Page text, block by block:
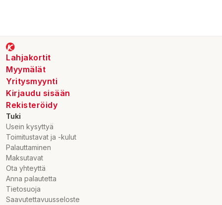
Lahjakortit
Myymälät
Yritysmyynti
Kirjaudu sisään
Rekisteröidy
Tuki
Usein kysyttyä
Toimitustavat ja -kulut
Palauttaminen
Maksutavat
Ota yhteyttä
Anna palautetta
Tietosuoja
Saavutettavuusseloste